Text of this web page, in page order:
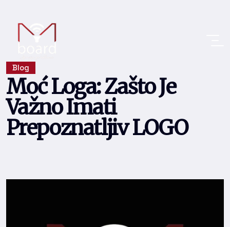
Blog
Moć Loga: Zašto Je
Važno Imati
Prepoznatljiv LOGO